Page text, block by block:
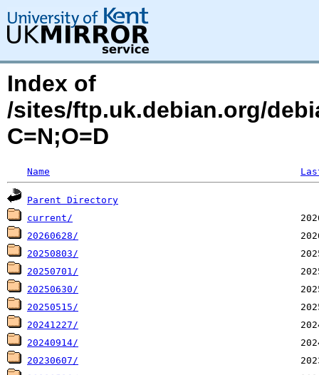
Index of
/sites/ftp.uk.debian.org/
C=N;O=D
Name
Parent Directory
current/
20260628/
20250803/
20250701/
20250630/
20250515/
20241227/
20240914/
20230607/